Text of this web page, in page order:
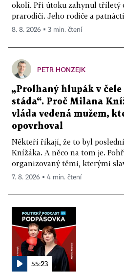
okolí. Při útoku zahynul tříletý
prarodiči. Jeho rodiče a
8. 8. 2026 ▪ 3 min. čtení
PETR HONZEJK
„Prolhaný hlupák v
stáda“. Proč Milana
vláda vedená mužem,
opovrhoval
Někteří říkají, že to byl
Knížáka. A něco na tom je.
organizovaný těmi, kterými
7. 8. 2026 ▪ 4 min. čtení
55:23